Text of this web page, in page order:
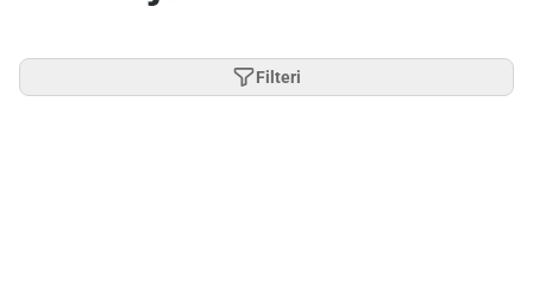
Filteri